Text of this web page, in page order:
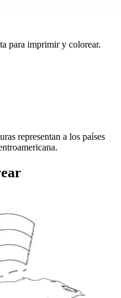
para imprimir y colorear.
representan a los países